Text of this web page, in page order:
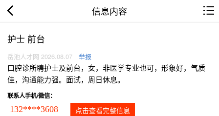
信息内容
护士 前台
岳池人才网 2026.08.07 举报
口腔诊所聘护士及前台，女，非医学专业也可，形象好，气质
佳，沟通能力强。面试，周日休息。
联系人手机/微信：
132****3608 点击查看完整信息